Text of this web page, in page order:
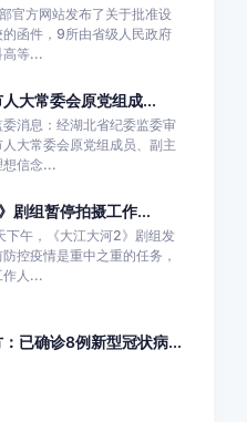
官方网站发布了关于批准设
函件，9所由省级人民政府
高等...
大常委会原党组成...
消息：经湖北省纪委监委审
大常委会原党组成员、副主
想信念...
剧组暂停拍摄工作...
下午，《大江大河2》剧组发
控疫情是重中之重的任务，
作人...
已确诊8例新型冠状病...